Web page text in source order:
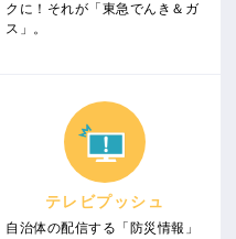
クに！それが「東急でんき＆ガ
ス」。
テレビプッシュ
自治体の配信する「防災情報」